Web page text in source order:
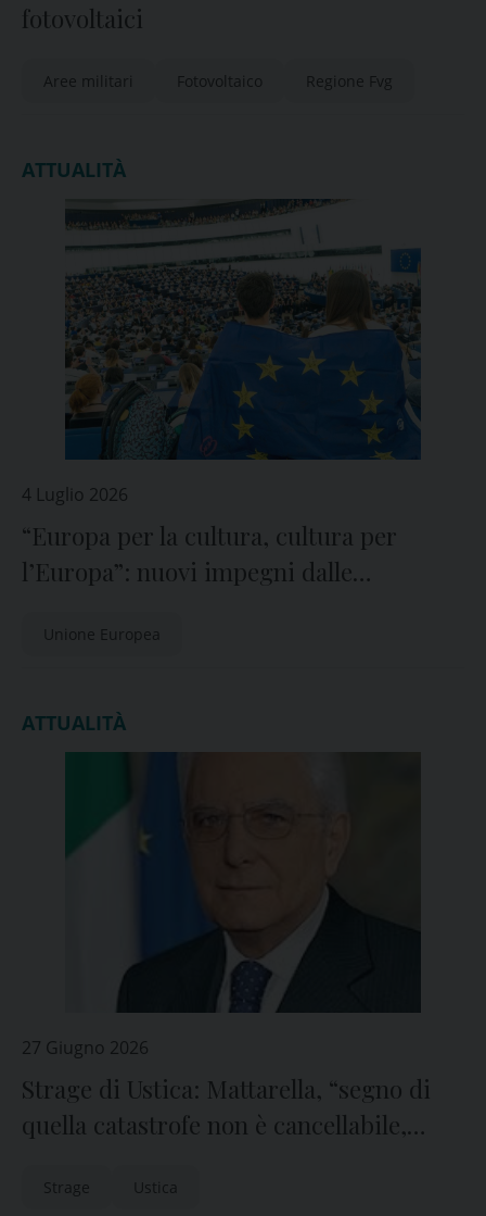
fotovoltaici
Aree militari Fotovoltaico Regione Fvg
ATTUALITÀ
4 Luglio 2026
“Europa per la cultura, cultura per
l’Europa”: nuovi impegni dalle
Unione Europea
ATTUALITÀ
27 Giugno 2026
Strage di Ustica: Mattarella, “segno di
quella catastrofe non è cancellabile,
dovere irrinunciabile”
Strage Ustica